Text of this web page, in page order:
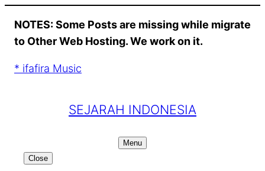
content
NOTES: Some Posts are missing while migrate
to Other Web Hosting. We work on it.
* ifafira Music
SEJARAH INDONESIA
Menu
Close